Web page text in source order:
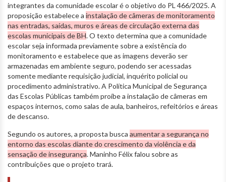
integrantes da comunidade escolar é o objetivo do PL 466/2025. A
proposição estabelece a instalação de câmeras de monitoramento
nas entradas, saídas, muros e áreas de circulação externa das
escolas municipais de BH. O texto determina que a comunidade
escolar seja informada previamente sobre a existência do
monitoramento e estabelece que as imagens deverão ser
armazenadas em ambiente seguro, podendo ser acessadas
somente mediante requisição judicial, inquérito policial ou
procedimento administrativo. A Política Municipal de Segurança
das Escolas Públicas também proíbe a instalação de câmeras em
espaços internos, como salas de aula, banheiros, refeitórios e áreas
de descanso.
Segundo os autores, a proposta busca aumentar a segurança no
entorno das escolas diante do crescimento da violência e da
sensação de insegurança. Maninho Félix falou sobre as
contribuições que o projeto trará.